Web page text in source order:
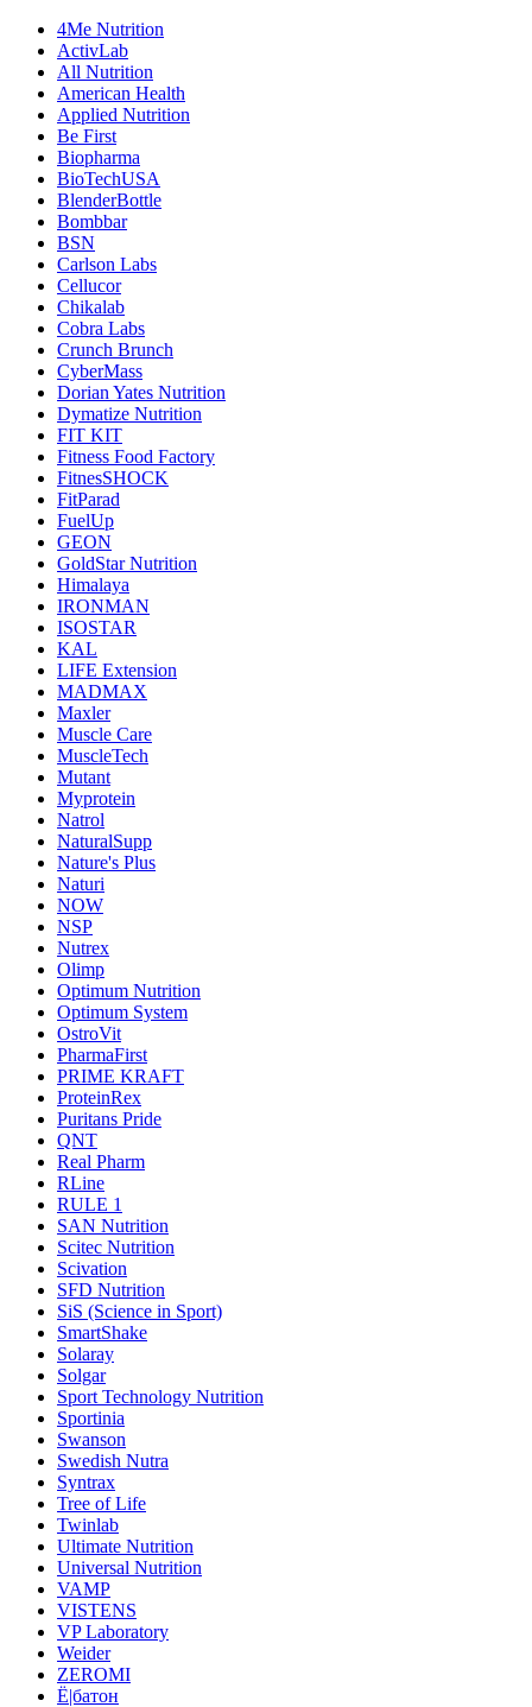
4Me Nutrition
ActivLab
All Nutrition
American Health
Applied Nutrition
Be First
Biopharma
BioTechUSA
BlenderBottle
Bombbar
BSN
Carlson Labs
Cellucor
Chikalab
Cobra Labs
Crunch Brunch
CyberMass
Dorian Yates Nutrition
Dymatize Nutrition
FIT KIT
Fitness Food Factory
FitnesSHOCK
FitParad
FuelUp
GEON
GoldStar Nutrition
Himalaya
IRONMAN
ISOSTAR
KAL
LIFE Extension
MADMAX
Maxler
Muscle Care
MuscleTech
Mutant
Myprotein
Natrol
NaturalSupp
Nature's Plus
Naturi
NOW
NSP
Nutrex
Olimp
Optimum Nutrition
Optimum System
OstroVit
PharmaFirst
PRIME KRAFT
ProteinRex
Puritans Pride
QNT
Real Pharm
RLine
RULE 1
SAN Nutrition
Scitec Nutrition
Scivation
SFD Nutrition
SiS (Science in Sport)
SmartShake
Solaray
Solgar
Sport Technology Nutrition
Sportinia
Swanson
Swedish Nutra
Syntrax
Tree of Life
Twinlab
Ultimate Nutrition
Universal Nutrition
VAMP
VISTENS
VP Laboratory
Weider
ZEROMI
Ё|батон